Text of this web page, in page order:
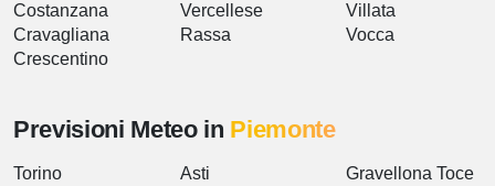
Costanzana
Cravagliana
Crescentino
Vercellese
Rassa
Villata
Vocca
Previsioni Meteo in Piemonte
Torino
Asti
Gravellona Toce